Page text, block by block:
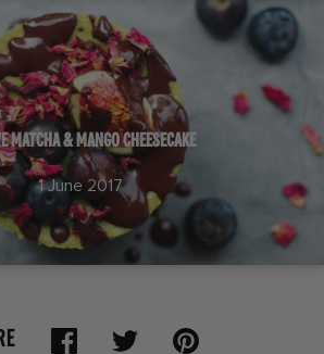
MATCHA & MANGO CHEESECAKE
1 June 2017